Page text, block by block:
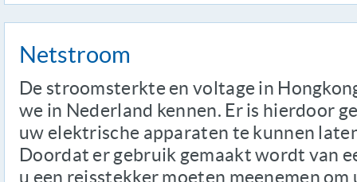
Netstroom
De stroomsterkte en voltage in
we in Nederland kennen. Er is hierdoor
uw elektrische apparaten te kunnen
Doordat er gebruik gemaakt wordt van
u een reisstekker moeten meenemen